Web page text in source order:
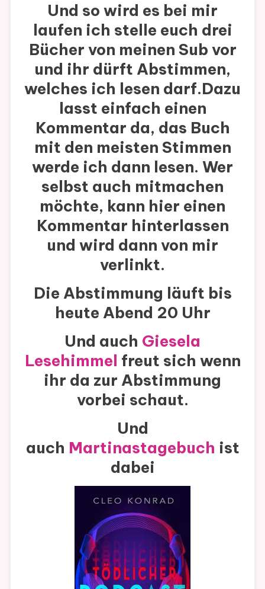
Und so wird es bei mir
laufen ich stelle euch drei
Bücher von meinen Sub vor
und ihr dürft Abstimmen,
welches ich lesen darf.Dazu
lasst einfach einen
Kommentar da, das Buch
mit den meisten Stimmen
werde ich dann lesen. Wer
selbst auch mitmachen
möchte, kann hier einen
Kommentar hinterlassen
und wird dann von mir
verlinkt.
Die Abstimmung läuft bis
heute Abend 20 Uhr
Und auch Giesela
Lesehimmel freut sich wenn
ihr da zur Abstimmung
vorbei schaut.
Und
auch Martinastagebuch ist
dabei